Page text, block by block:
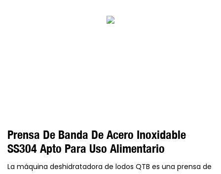
Prensa De Banda De Acero Inoxidable
SS304 Apto Para Uso Alimentario
La máquina deshidratadora de lodos QTB es una prensa de